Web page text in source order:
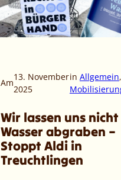
Am
13. November
2025
in Allgemein
Wir lassen uns
Wasser abgraben –
Stoppt Aldi in
Treuchtlingen